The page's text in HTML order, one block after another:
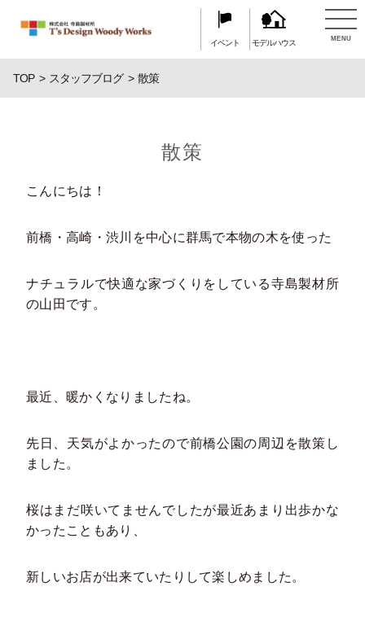
イベント モデルハウス MENU
TOP スタッフブログ 散策
散策
こんにちは！
前橋・高崎・渋川を中心に群馬で本物の木を使った
ナチュラルで快適な家づくりをしている寺島製材所
の山田です。
最近、暖かくなりましたね。
先日、天気がよかったので前橋公園の周辺を散策し
ました。
桜はまだ咲いてませんでしたが最近あまり出歩かな
かったこともあり、
新しいお店が出来ていたりして楽しめました。